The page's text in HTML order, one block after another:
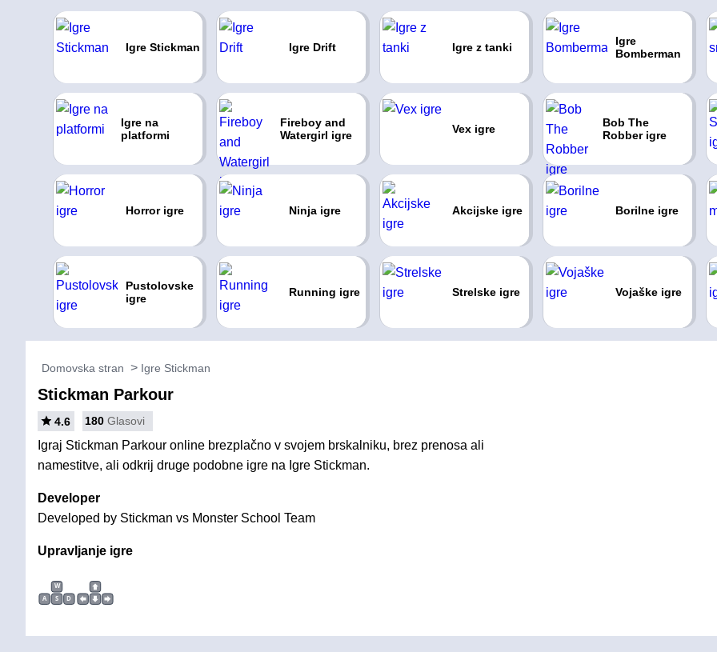
Igre Stickman Igre Drift Igre z tanki
Igre
Bomberman
Igre na
platformi
Fireboy and
Watergirl igre
Vex igre
Bob The
Robber igre
Horror igre Ninja igre Akcijske igre Borilne igre
Pustolovske
igre
Running igre Strelske igre Vojaške igre
Domovska stran Igre Stickman
Stickman Parkour
4.6 180 Glasovi
Igraj Stickman Parkour online brezplačno v svojem brskalniku, brez prenosa ali
namestitve, ali odkrij druge podobne igre na Igre Stickman.
Developer
Developed by Stickman vs Monster School Team
Upravljanje igre
W
A
S D